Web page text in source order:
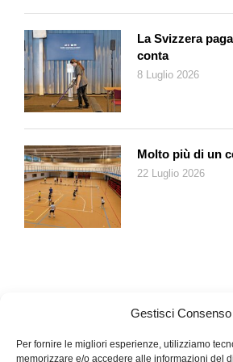
Gestisci Consenso
Per fornire le migliori esperienze, utilizziamo
memorizzare e/o accedere alle informazioni del
svegliato qualcuno; sono come
anche prolungato, e poi basta, per loro è
sveglietta elettrica è andata avanti, non
pena! una pena! non poterle dare
vorrei piangere per lei, per la sua
troppo, e magari lei crede di non avere
sforza, ma non può di più, e a un certo
che tace; e so che dodici ore dopo, se i
andati in ferie, torna a provare, e così due
chiama: «dove siete? dove siete?»,
frigo non se ne accorge e lavora per fare
senza riposo, e se nessuno chiude lo
La Svizzera
conta
8 Luglio 2026
Molto più di un
22 Luglio 2026